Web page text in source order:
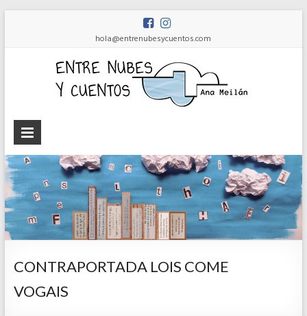
hola@entrenubesycuentos.com
Ana
Meilán
CONTRAPORTADA LOIS COME
VOGAIS